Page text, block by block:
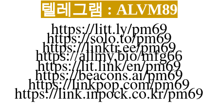
텔레그램 : ALVM89
https://litt.ly/pm69
https://solo.to/pm69
https://linktr.ee/pm69
https://allmy.bio/mfg66
https://lit.link/en/pm69
https://beacons.ai/pm69
https://linkpop.com/pm69
https://link.inpock.co.kr/pm69